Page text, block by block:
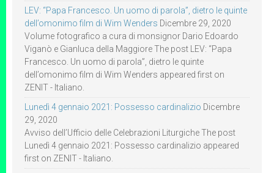
LEV: “Papa Francesco. Un uomo di parola”, dietro le quinte
dell’omonimo film di Wim Wenders Dicembre 29, 2020
Volume fotografico a cura di monsignor Dario Edoardo
Viganò e Gianluca della Maggiore The post LEV: “Papa
Francesco. Un uomo di parola”, dietro le quinte
dell’omonimo film di Wim Wenders appeared first on
ZENIT - Italiano.
Lunedì 4 gennaio 2021: Possesso cardinalizio Dicembre
29, 2020
Avviso dell’Ufficio delle Celebrazioni Liturgiche The post
Lunedì 4 gennaio 2021: Possesso cardinalizio appeared
first on ZENIT - Italiano.